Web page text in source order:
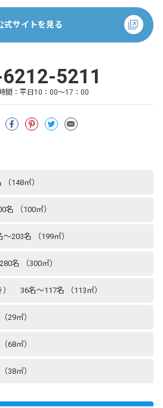
式サイトを見る
5211
間： 平日10：00～17：00
148㎡）
（100㎡）
203名 （199㎡）
名 （300㎡）
） 36名〜117名 （113㎡）
29㎡）
68㎡）
38㎡）